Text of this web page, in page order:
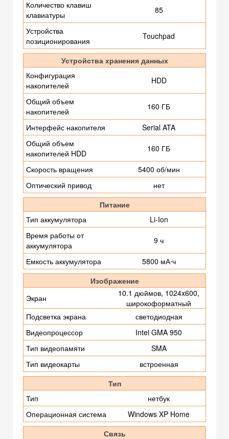
Количество клавиш
клавиатуры
85
Устройства
позиционирования
Touchpad
Устройства хранения данных
Конфигурация
накопителей
HDD
Общий объем
накопителей
160 ГБ
Интерфейс накопителя
Serial ATA
Общий объем
накопителей HDD
160 ГБ
Скорость вращения
5400 об/мин
Оптический привод
нет
Питание
Тип аккумулятора
Li-Ion
Время работы от
аккумулятора
9 ч
Емкость аккумулятора
5800 мА⋅ч
Изображение
Экран
10.1 дюймов, 1024x600,
широкоформатный
Подсветка экрана
светодиодная
Видеопроцессор
Intel GMA 950
Тип видеопамяти
SMA
Тип видеокарты
встроенная
Тип
Тип
нетбук
Операционная система
Windows XP Home
Связь